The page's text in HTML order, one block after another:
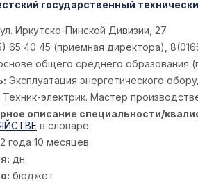
государственный
Иркутско-Пинской Дивизии, 27
65 40 45 (приемная директора),
общего среднего образования
Эксплуатация энергетического
Техник-электрик. Мастер
описание специальности/
в словаре.
2 года 10 месяцев
дн.
бюджет